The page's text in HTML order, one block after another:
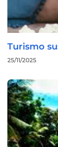
Turismo
25/11/2025